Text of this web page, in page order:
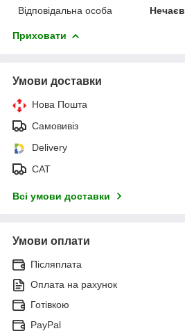
Відповідальна особа
Приховати
Умови доставки
Нова Пошта
Самовивіз
Delivery
САТ
Всі умови доставки
Умови оплати
Післяплата
Оплата на рахунок
Готівкою
PayPal